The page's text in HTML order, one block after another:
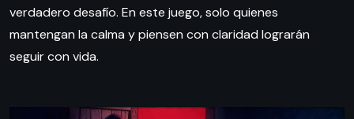
verdadero desafío. En este juego, solo quienes
mantengan la calma y piensen con claridad lograrán
seguir con vida.